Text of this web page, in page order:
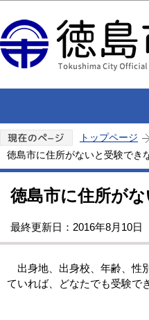
トップページ
徳島市に住所がないと受験でき
徳島市に住所が
最終更新日：2016年8月10日
出身地、出身校、年齢、性
ていれば、どなたでも受験で